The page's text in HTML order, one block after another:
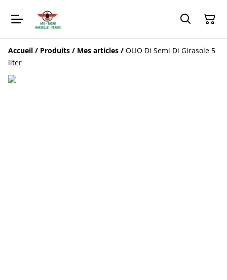
Accueil / Produits / Mes articles / OLIO Di Semi Di Girasole 5
liter